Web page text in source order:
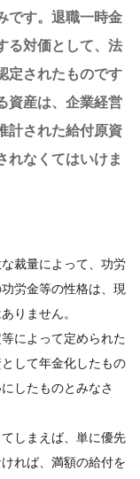
です。退職一時金
る対価として、法
定されたものです
資産は、企業経営
計された給付原資
れなくてはいけま
裁量によって、功労
労金等の性格は、現
りません。
によって定められた
して年金化したもの
したものとみなさ
しまえば、単に優先
れば、満額の給付を